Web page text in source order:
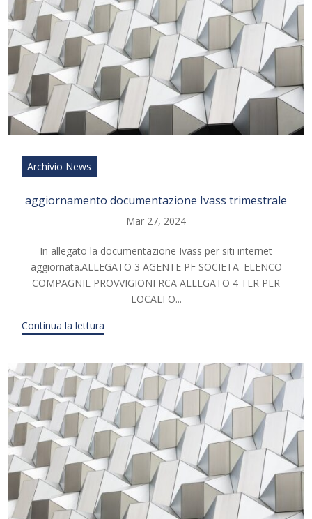
Archivio News
aggiornamento documentazione Ivass trimestrale
Mar 27, 2024
In allegato la documentazione Ivass per siti internet
aggiornata.ALLEGATO 3 AGENTE PF SOCIETA' ELENCO
COMPAGNIE PROVVIGIONI RCA ALLEGATO 4 TER PER
LOCALI O...
Continua la lettura